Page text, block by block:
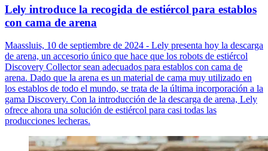
Lely introduce la recogida de estiércol para establos
con cama de arena
Maassluis, 10 de septiembre de 2024 - Lely presenta hoy la descarga
de arena, un accesorio único que hace que los robots de estiércol
Discovery Collector sean adecuados para establos con cama de
arena. Dado que la arena es un material de cama muy utilizado en
los establos de todo el mundo, se trata de la última incorporación a la
gama Discovery. Con la introducción de la descarga de arena, Lely
ofrece ahora una solución de estiércol para casi todas las
producciones lecheras.